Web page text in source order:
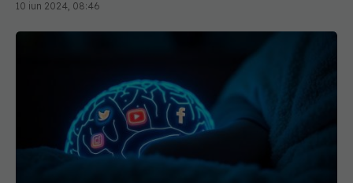
Amplificarea iluziilor: asta face social media. Ce